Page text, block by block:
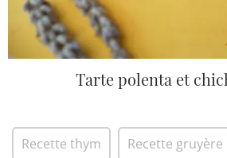
Tarte polenta et
Recette thym Recette gruyère